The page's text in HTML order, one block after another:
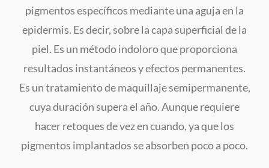
pigmentos específicos mediante una aguja en la
epidermis. Es decir, sobre la capa superficial de la
piel. Es un método indoloro que proporciona
resultados instantáneos y efectos permanentes.
Es un tratamiento de maquillaje semipermanente,
cuya duración supera el año. Aunque requiere
hacer retoques de vez en cuando, ya que los
pigmentos implantados se absorben poco a poco.